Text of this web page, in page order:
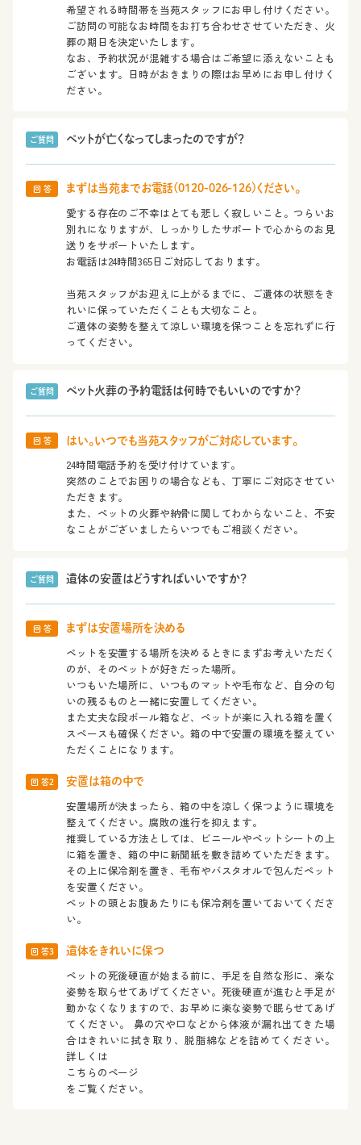
希望される時間帯を当苑スタッフにお申し付けください。
ご訪問の可能なお時間をお打ち合わせさせていただき、火
葬の期日を決定いたします。
なお、予約状況が混雑する場合はご希望に添えないことも
ございます。日時がおきまりの際はお早めにお申し付けく
ださい。
ご質問 ペットが亡くなってしまったのですが？
回 答 まずは当苑までお電話(0120-026-126)ください。
愛する存在のご不幸はとても悲しく寂しいこと。つらいお
別れになりますが、しっかりしたサポートで心からのお見
送りをサポートいたします。
お電話は24時間365日ご対応しております。
当苑スタッフがお迎えに上がるまでに、ご遺体の状態をき
れいに保っていただくことも大切なこと。
ご遺体の姿勢を整えて涼しい環境を保つことを忘れずに行
ってください。
ご質問 ペット火葬の予約電話は何時でもいいのですか？
回 答 はい。いつでも当苑スタッフがご対応しています。
24時間電話予約を受け付けています。
突然のことでお困りの場合なども、丁寧にご対応させてい
ただきます。
また、ペットの火葬や納骨に関してわからないこと、不安
なことがございましたらいつでもご相談ください。
ご質問 遺体の安置はどうすればいいですか？
回 答 まずは安置場所を決める
ペットを安置する場所を決めるときにまずお考えいただく
のが、そのペットが好きだった場所。
いつもいた場所に、いつものマットや毛布など、自分の匂
いの残るものと一緒に安置してください。
また丈夫な段ボール箱など、ペットが楽に入れる箱を置く
スペースも確保ください。箱の中で安置の環境を整えてい
ただくことになります。
回 答2 安置は箱の中で
安置場所が決まったら、箱の中を涼しく保つように環境を
整えてください。腐敗の進行を抑えます。
推奨している方法としては、ビニールやペットシートの上
に箱を置き、箱の中に新聞紙を敷き詰めていただきます。
その上に保冷剤を置き、毛布やバスタオルで包んだペット
を安置ください。
ペットの頭とお腹あたりにも保冷剤を置いておいてくださ
い。
回 答3 遺体をきれいに保つ
ペットの死後硬直が始まる前に、手足を自然な形に、楽な
姿勢を取らせてあげてください。死後硬直が進むと手足が
動かなくなりますので、お早めに楽な姿勢で眠らせてあげ
てください。 鼻の穴や口などから体液が漏れ出てきた場
合はきれいに拭き取り、脱脂綿などを詰めてください。
詳しくは
こちらのページ
をご覧ください。